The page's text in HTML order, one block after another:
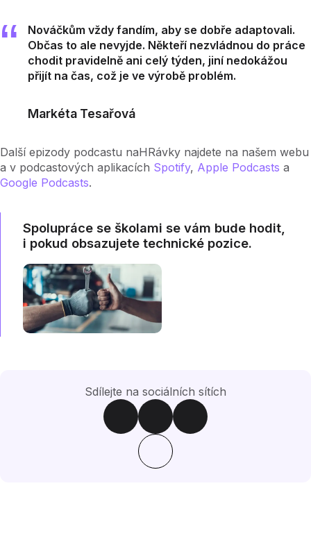
Nováčkům vždy fandím, aby se dobře adaptovali.
Občas to ale nevyjde. Někteří nezvládnou do práce
chodit pravidelně ani celý týden, jiní nedokážou
přijít na čas, což je ve výrobě problém.
Markéta Tesařová
Další epizody podcastu naHRávky najdete na našem webu
a v podcastových aplikacích Spotify, Apple Podcasts a
Google Podcasts.
Spolupráce se školami se vám bude hodit,
i pokud obsazujete technické pozice.
Sdílejte na sociálních sítích